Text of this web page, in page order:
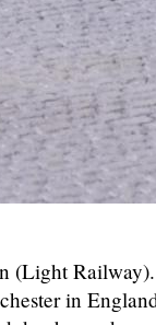
in